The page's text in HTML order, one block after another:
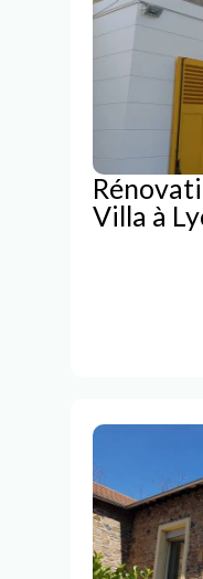
Villa à